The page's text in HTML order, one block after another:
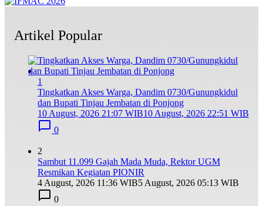
Artikel Popular
1
Tingkatkan Akses Warga, Dandim 0730/Gunungkidul
dan Bupati Tinjau Jembatan di Ponjong
10 August, 2026 21:07 WIB10 August, 2026 22:51 WIB
0
2
Sambut 11.099 Gajah Mada Muda, Rektor UGM
Resmikan Kegiatan PIONIR
4 August, 2026 11:36 WIB5 August, 2026 05:13 WIB
0